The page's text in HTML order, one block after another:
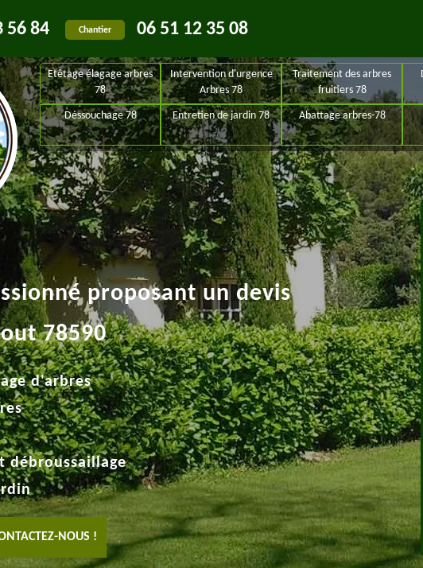
56 84 Chantier 06 51 12 35 08
Etêtage élagage arbres
78
Intervention d'urgence
Arbres 78
Traitement des arbres
fruitiers 78
Déssouchage 78 Entretien de jardin 78 Abattage arbres-78
proposant un devis
78590
d'arbres
débroussaillage
NOUS !